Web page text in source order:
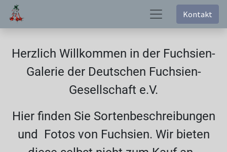
Kontakt
Herzlich Willkommen in der Fuchsien-
Galerie der Deutschen Fuchsien-
Gesellschaft e.V.
Hier finden Sie Sortenbeschreibungen
und Fotos von Fuchsien. Wir bieten